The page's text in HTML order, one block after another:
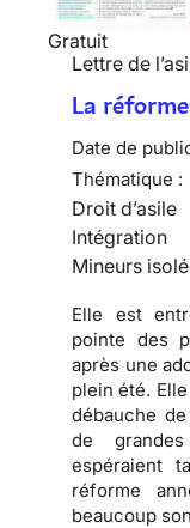
Gratuit
Lettre de
La
Date de
Thématique :
Droit d’asile
Intégration
Mineurs
Elle est
pointe des
après une
plein été.
débauche
de
espéraient
réforme
beaucoup